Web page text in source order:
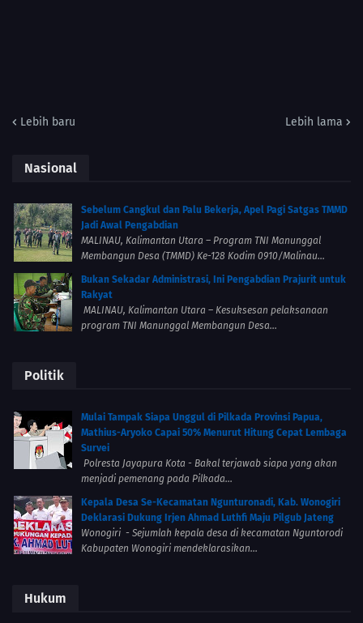
Lebih baru Lebih lama
Nasional
Sebelum Cangkul dan Palu Bekerja, Apel Pagi Satgas TMMD
Jadi Awal Pengabdian
MALINAU, Kalimantan Utara – Program TNI Manunggal
Membangun Desa (TMMD) Ke-128 Kodim 0910/Malinau...
Bukan Sekadar Administrasi, Ini Pengabdian Prajurit untuk
Rakyat
MALINAU, Kalimantan Utara – Kesuksesan pelaksanaan
program TNI Manunggal Membangun Desa...
Politik
Mulai Tampak Siapa Unggul di Pilkada Provinsi Papua,
Mathius-Aryoko Capai 50% Menurut Hitung Cepat Lembaga
Survei
Polresta Jayapura Kota - Bakal terjawab siapa yang akan
menjadi pemenang pada Pilkada...
Kepala Desa Se-Kecamatan Ngunturonadi, Kab. Wonogiri
Deklarasi Dukung Irjen Ahmad Luthfi Maju Pilgub Jateng
Wonogiri - Sejumlah kepala desa di kecamatan Nguntorodi
Kabupaten Wonogiri mendeklarasikan...
Hukum